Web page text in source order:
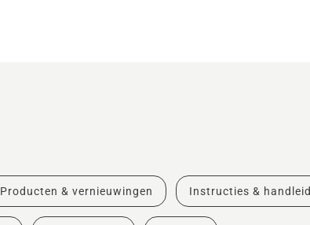
Producten & vernieuwingen Instructies &